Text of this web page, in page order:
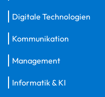
Digitale Technologien
Kommunikation
Management
Informatik & KI